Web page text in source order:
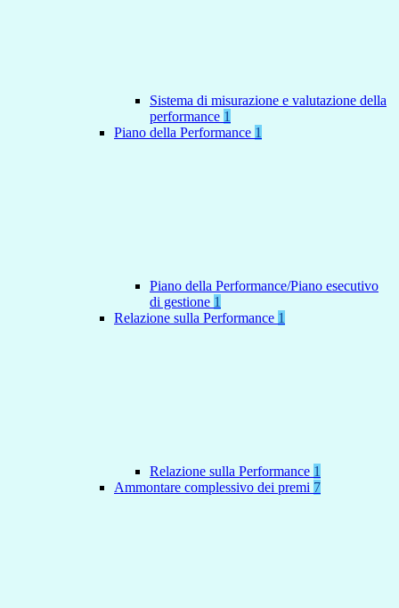
Sistema di misurazione e valutazione della
performance 1
Piano della Performance 1
Piano della Performance/Piano esecutivo
di gestione 1
Relazione sulla Performance 1
Relazione sulla Performance 1
Ammontare complessivo dei premi 7